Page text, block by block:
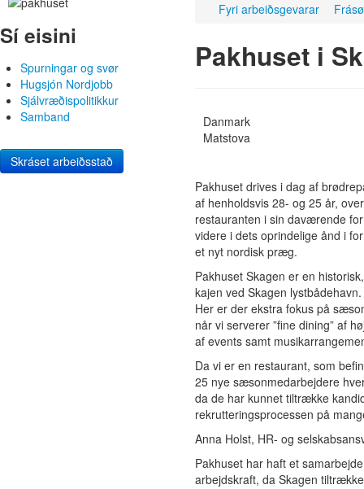
Sí eisini
Spurningar og svør
Hugsjón Nordjobb
Sjálvræðispolitikkur
Samband
Skráset arbeiðsstað
Fyri arbeiðsgevarar
Pakhuset i
Danmark
Matstova
Pakhuset drives i dag af
af henholdsvis 28- og 25 år,
restauranten i sin daværende
videre i dets oprindelige ånd i
et nyt nordisk præg.
Pakhuset Skagen er en
kajen ved Skagen
Her er der ekstra fokus på
når vi serverer ”fine dining” af
af events samt
Da vi er en restaurant, som
25 nye sæsonmedarbejdere
da de har kunnet tiltrække
rekrutteringsprocessen på
Anna Holst, HR- og
Pakhuset har haft et
arbejdskraft, da Skagen